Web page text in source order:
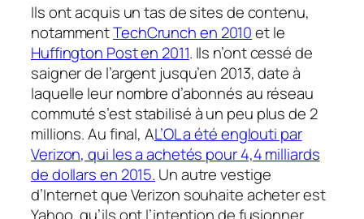
Ils ont acquis un tas de sites de contenu,
notammentTechCrunch en 2010et le
Huffington Post en 2011. Ils n’ont cessé de
saigner de l’argent jusqu’en 2013, date à
laquelle leur nombre d’abonnés au réseau
commuté s’est stabilisé à un peu plus de 2
millions. Au final, AL’OL a été englouti par
Verizon, qui les a achetés pour 4,4 milliards
de dollars en 2015. Un autre vestige
d’Internet que Verizon souhaite acheter est